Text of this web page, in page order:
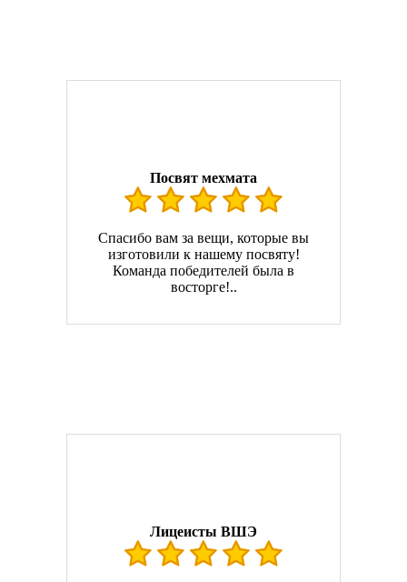
Посвят мехмата
Спасибо вам за вещи, которые вы
изготовили к нашему посвяту!
Команда победителей была в
восторге!..
Лицеисты ВШЭ